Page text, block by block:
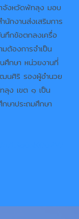
ำจังหวัดพัทลุง มอบ
นักงานส่งเสริมการ
ทึกข้อตกลงเครื่อ
ต้องการจำเป็น
ศึกษา หน่วยงานที่
ฒนศิริ รองผู้อำนวย
ลุง เขต ๑ เป็น
ษาประถมศึกษา
ริมการเรียนรู้ประจำ
ดตาม การจัดการเรีย